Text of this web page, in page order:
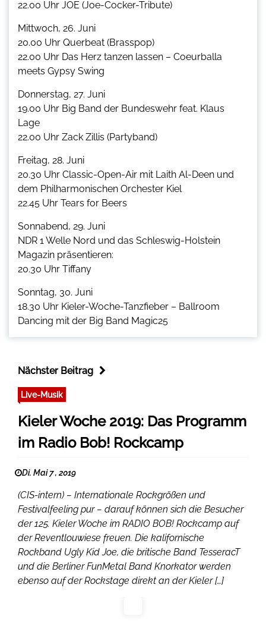
22.00 Uhr JOE (Joe-Cocker-Tribute)
Mittwoch, 26. Juni
20.00 Uhr Querbeat (Brasspop)
22.00 Uhr Das Herz tanzen lassen – Coeurballa
meets Gypsy Swing
Donnerstag, 27. Juni
19.00 Uhr Big Band der Bundeswehr feat. Klaus
Lage
22.00 Uhr Zack Zillis (Partyband)
Freitag, 28. Juni
20.30 Uhr Classic-Open-Air mit Laith Al-Deen und
dem Philharmonischen Orchester Kiel
22.45 Uhr Tears for Beers
Sonnabend, 29. Juni
NDR 1 Welle Nord und das Schleswig-Holstein
Magazin präsentieren:
20.30 Uhr Tiffany
Sonntag, 30. Juni
18.30 Uhr Kieler-Woche-Tanzfieber – Ballroom
Dancing mit der Big Band Magic25
Nächster Beitrag
Live-Musik
Kieler Woche 2019: Das Programm
im Radio Bob! Rockcamp
Di. Mai 7 , 2019
(CIS-intern) – Internationale Rockgrößen und
Festivalfeeling pur – darauf können sich die Besucher
der 125. Kieler Woche im RADIO BOB! Rockcamp auf
der Reventlouwiese freuen. Die kalifornische
Rockband Ugly Kid Joe, die britische Band TesseracT
und die Berliner FunMetal Band Knorkator werden
ebenso auf der Rockstage direkt an der Kieler […]